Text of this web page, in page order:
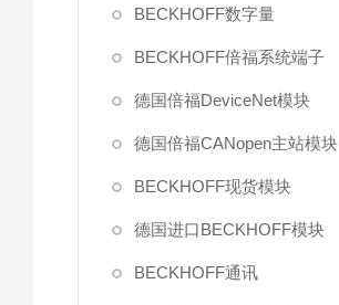
BECKHOFF数字量
BECKHOFF倍福系统端子
德国倍福DeviceNet模块
德国倍福CANopen主站模块
BECKHOFF现货模块
德国进口BECKHOFF模块
BECKHOFF通讯